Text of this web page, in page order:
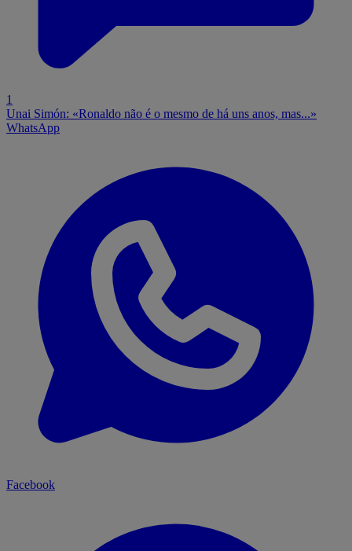
1
Unai Simón: «Ronaldo não é o mesmo de há uns anos, mas...»
WhatsApp
Facebook